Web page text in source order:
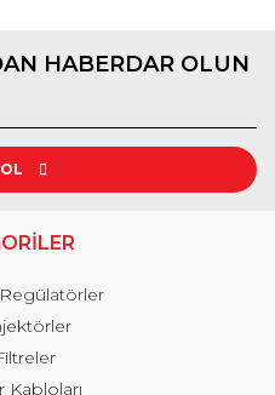
HABERDAR OLUN
Kabloları